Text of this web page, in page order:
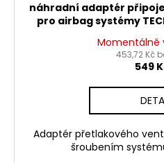
náhradní adaptér
pro airbag systémy
Momentálně
453,72 Kč
549
Adaptér přetlakového
šroubením